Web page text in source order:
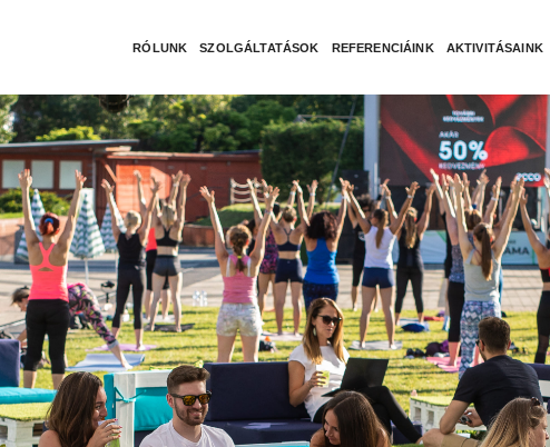
RÓLUNK SZOLGÁLTATÁSOK REFERENCIÁINK AKTIVITÁSAINK